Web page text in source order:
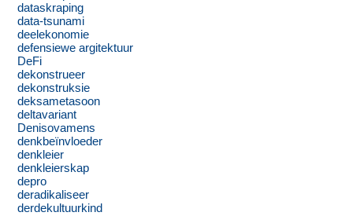
dataskraping
data-tsunami
deelekonomie
defensiewe argitektuur
DeFi
dekonstrueer
dekonstruksie
deksametasoon
deltavariant
Denisovamens
denkbeïnvloeder
denkleier
denkleierskap
depro
deradikaliseer
derdekultuurkind